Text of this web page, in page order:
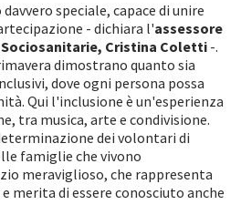
speciale, capace di unire
- dichiara l'assessore
Cristina Coletti -.
dimostrano quanto sia
dove ogni persona possa
Qui l'inclusione è un'esperienza
tra musica, arte e condivisione.
dei volontari di
famiglie che vivono
meraviglioso, che rappresenta
merita di essere conosciuto anche